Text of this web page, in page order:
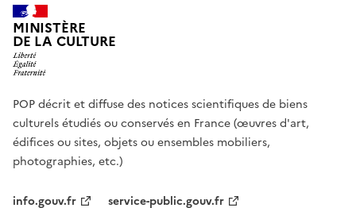
MINISTÈRE
DE LA CULTURE
POP décrit et diffuse des notices scientifiques de biens
culturels étudiés ou conservés en France (œuvres d'art,
édifices ou sites, objets ou ensembles mobiliers,
photographies, etc.)
info.gouv.fr service-public.gouv.fr